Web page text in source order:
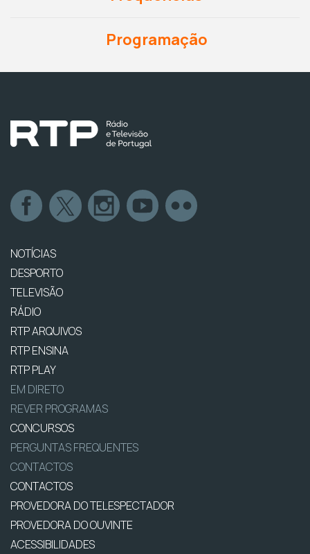
Programação
NOTÍCIAS
DESPORTO
TELEVISÃO
RÁDIO
RTP ARQUIVOS
RTP ENSINA
RTP PLAY
EM DIRETO
REVER PROGRAMAS
CONCURSOS
PERGUNTAS FREQUENTES
CONTACTOS
CONTACTOS
PROVEDORA DO TELESPECTADOR
PROVEDORA DO OUVINTE
ACESSIBILIDADES